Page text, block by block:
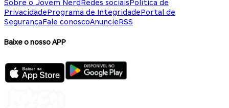
Sobre o Jovem NerdRedes sociaisPolítica de
PrivacidadePrograma de IntegridadePortal de
SegurançaFale conoscoAnuncieRSS
Baixe o nosso APP